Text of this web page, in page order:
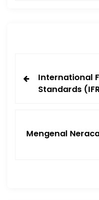
International
Standards
Mengenal